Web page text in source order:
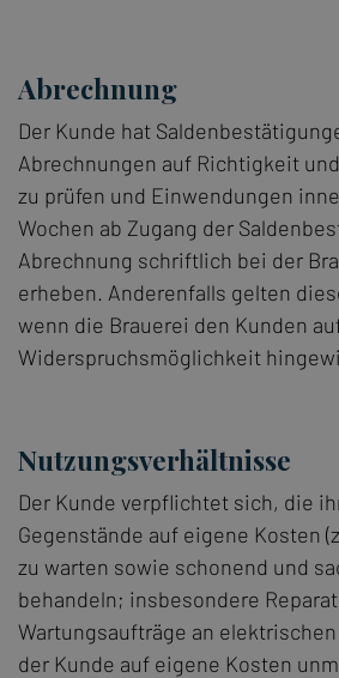
Abrechnung
Der Kunde hat
Abrechnungen auf Richtigkeit
zu prüfen und Einwendungen
Wochen ab Zugang der
Abrechnung schriftlich bei der
erheben. Anderenfalls gelten
wenn die Brauerei den Kunden
Widerspruchsmöglichkeit
Nutzungsverhältnisse
Der Kunde verpflichtet sich, die
Gegenstände auf eigene Kosten
zu warten sowie schonend und
behandeln; insbesondere
Wartungsaufträge an
der Kunde auf eigene Kosten